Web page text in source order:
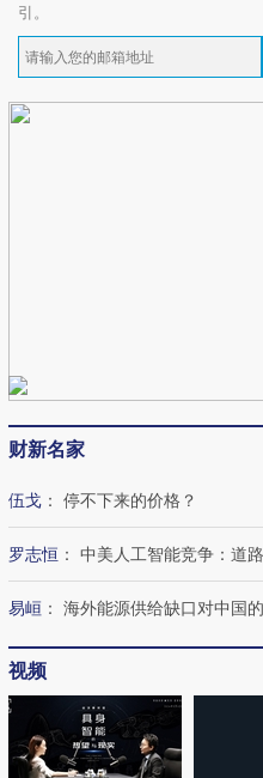
行员跨国走私7万
丸 尿检体内含3种
视线｜被称为“蟑
度Z世代 用街头抗
育部长拱下台
走进第四届链博
数智科技“链”接产
【特别呈现】寻找
有意思的生活方式·
引。
财新名家
伍戈 ： 停不下来的价格？
罗志恒 ： 中美人工智能竞争：道
易峘 ： 海外能源供给缺口对中国
视频